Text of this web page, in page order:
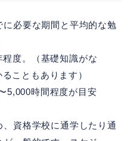
必要な期間と平均的な勉
度。（基礎知識がな
こともあります）
5,000時間程度が目安
資格学校に通学したり通